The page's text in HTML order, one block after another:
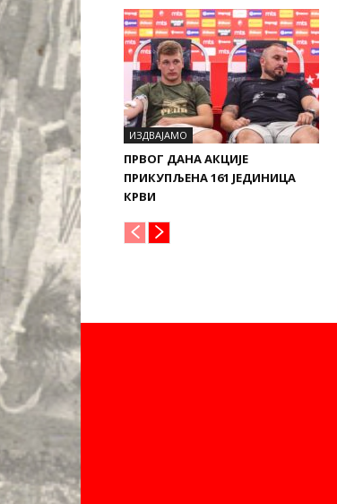
ИЗДВАЈАМО
ПРВОГ ДАНА АКЦИЈЕ
ПРИКУПЉЕНА 161 ЈЕДИНИЦА
КРВИ